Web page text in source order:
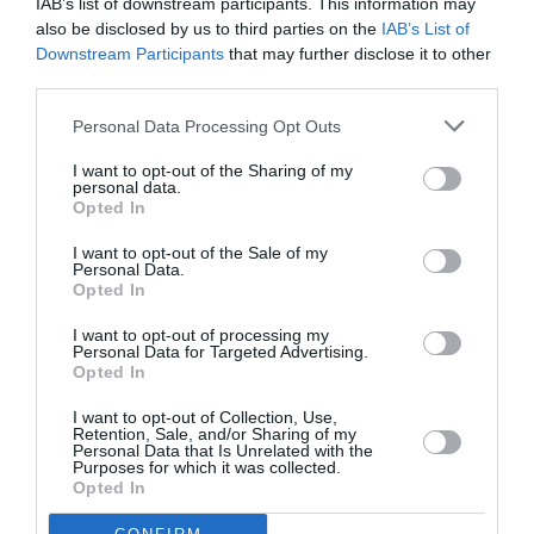
also be disclosed by us to third parties on the IAB’s List of
Downstream Participants that may further disclose it to other
Personal Data Processing Opt Outs
I want to opt-out of the Sharing of my
personal data.
Opted In
I want to opt-out of the Sale of my
Personal Data.
Opted In
I want to opt-out of processing my
Personal Data for Targeted Advertising.
Opted In
I want to opt-out of Collection, Use,
Retention, Sale, and/or Sharing of my
Personal Data that Is Unrelated with the
Purposes for which it was collected.
Opted In
Σάββατο, 22:00 | Από τον Απρίλιο Σάββατο 22:00 &
Κυριακή στις 20:30
Τοποθεσία:
Vox, Ιερά Οδός 16, Αθήνα
VOX
Α ζώνη 35€ | Β ζώνη 30€ | Γ ζώνη 25€ | Δ ζώνη 20€ |
Ε ζώνη 20€ | Bar Όρθιων 15€
Πληροφορίες / Κρατήσεις:
Ακολουθήστε το Culturenow.gr στοGoogle News
μάθετε πρώτοι όλες τις ειδήσεις